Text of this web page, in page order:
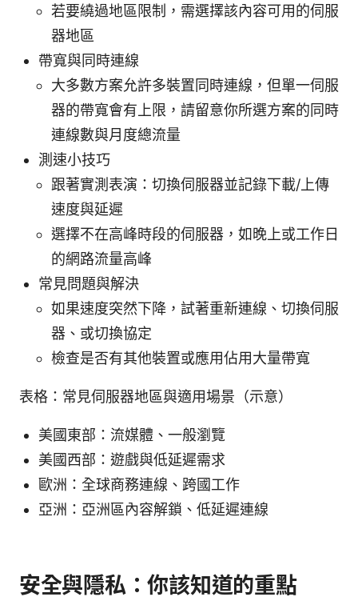
若要繞過地區限制，需選擇該內容可用的伺服
器地區
帶寬與同時連線
大多數方案允許多裝置同時連線，但單一伺服
器的帶寬會有上限，請留意你所選方案的同時
連線數與月度總流量
測速小技巧
跟著實測表演：切換伺服器並記錄下載/上傳
速度與延遲
選擇不在高峰時段的伺服器，如晚上或工作日
的網路流量高峰
常見問題與解決
如果速度突然下降，試著重新連線、切換伺服
器、或切換協定
檢查是否有其他裝置或應用佔用大量帶寬
表格：常見伺服器地區與適用場景（示意）
美國東部：流媒體、一般瀏覽
美國西部：遊戲與低延遲需求
歐洲：全球商務連線、跨國工作
亞洲：亞洲區內容解鎖、低延遲連線
安全與隱私：你該知道的重點